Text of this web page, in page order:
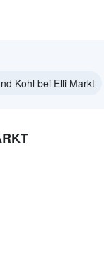
Kohl bei Elli Markt